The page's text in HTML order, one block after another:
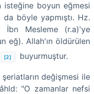
boyun eğmesi
böyle yapmıştı. Hz.
İbn Mesleme (r.a)'ye
eğ). Allah'ın öldürülen
[2] buyurmuştur.
değişmesi ile
"O zamanlar nefsi